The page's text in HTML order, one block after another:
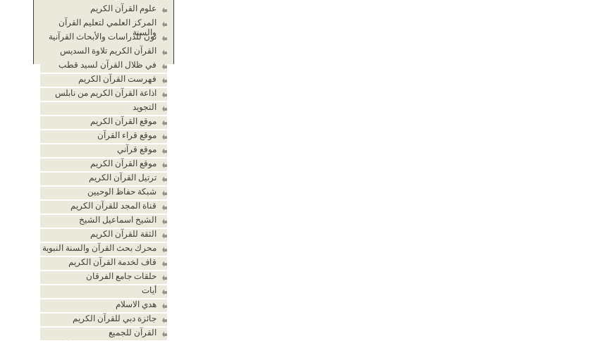
علوم القرآن الكريم
المركز العلمي لتعليم القرآن
والسنة
نون للدراسات والأبحاث القرآنية
القرآن الكريم تلاوة السديس
في ظلال القرآن لسيد قطب
فهرست القرآن الكريم
اذاعة القرآن الكريم من نابلس
التجويد
موقع القرآن الكريم
موقع قراء القرآن
موقع قرآني
موقع القرآن الكريم
ترتيل القرآن الكريم
شبكة حفاظ الوحيين
قناة المجد للقرآن الكريم
الشيخ اسماعيل الشيخ
الثقة للقرآن الكريم
محرك بحث القرآن والسنة النبوية
قاف لخدمة القرآن الكريم
حلقات جامع الفرقان
أيات
هدي الاسلام
جائزة دبي للقرآن الكريم
القرآن للجميع